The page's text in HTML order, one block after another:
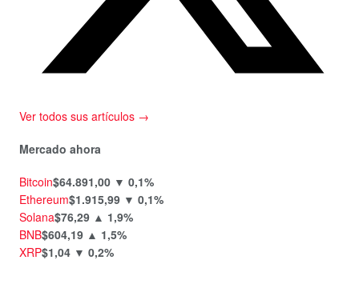
Ver todos sus artículos →
Mercado ahora
Bitcoin$64.891,00 ▼ 0,1%
Ethereum$1.915,99 ▼ 0,1%
Solana$76,29 ▲ 1,9%
BNB$604,19 ▲ 1,5%
XRP$1,04 ▼ 0,2%